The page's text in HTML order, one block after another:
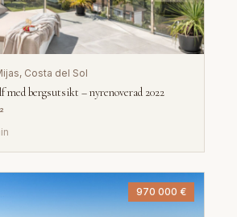
, Costa del Sol
med bergsutsikt – nyrenoverad 2022
970 000 €